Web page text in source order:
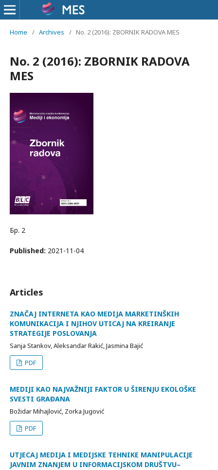
Home / Archives / No. 2 (2016): ZBORNIK RADOVA MES
No. 2 (2016): ZBORNIK RADOVA
MES
Бр. 2
Published: 2021-11-04
Articles
ZNAČAJ INTERNETA KAO MEDIJA MARKETINŠKIH
KOMUNIKACIJA I NJIHOV UTICAJ NA KREIRANJE
STRATEGIJE POSLOVANJA
Sanja Stankov, Aleksandar Rakić, Jasmina Bajić
PDF
MEDIJI KAO NAJVAŽNIJI FAKTOR U ŠIRENJU EKOLOŠKE
SVESTI GRAĐANA
Božidar Mihajlović, Zorka Jugović
PDF
UTJECAJ MEDIJA I MEDIJSKE TEHNIKE MANIPULACIJE
JAVNIM ZNANJEM U INFORMACIJSKOM DRUŠTVU–